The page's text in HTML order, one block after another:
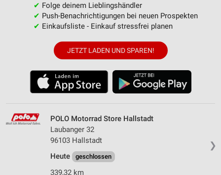
✔ Folge deinem Lieblingshändler
✔ Push-Benachrichtigungen bei neuen Prospekten
✔ Einkaufsliste - Einkauf stressfrei planen
JETZT LADEN UND SPAREN!
❯
POLO Motorrad Store Hallstadt
Laubanger 32
96103 Hallstadt
Heute
geschlossen
339,32 km